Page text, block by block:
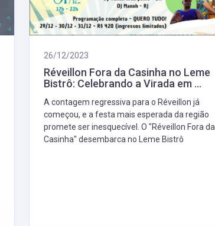
26/12/2023
Réveillon Fora da Casinha no Leme
Bistrô: Celebrando a Virada em ...
A contagem regressiva para o Réveillon já
começou, e a festa mais esperada da região
promete ser inesquecível. O "Réveillon Fora da
Casinha" desembarca no Leme Bistrô